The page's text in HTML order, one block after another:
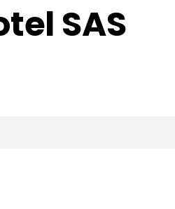
SAS